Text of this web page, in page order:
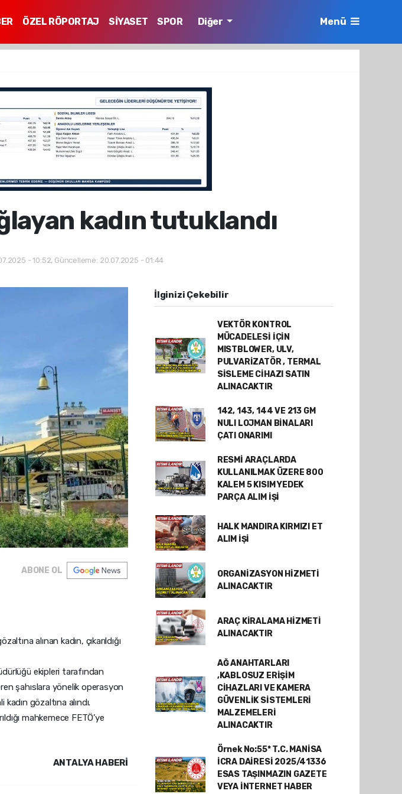
ÖZEL RÖPORTAJ SİYASET
SPOR
Diğer Menü
kadın tutuklandı
- 10:52, Güncelleme: 20.07.2025 - 01:44
ABONE OL
alınan kadın, çıkarıldığı
ekipleri tarafından
şahıslara yönelik operasyon
gözaltına alındı.
mahkemece FETÖ’ye
ANTALYA HABERİ
İlginizi Çekebilir
VEKTÖR KONTROL
MÜCADELESİ İÇİN
MISTBLOWER, ULV,
PULVARİZATÖR , TERMAL
SİSLEME CİHAZI SATIN
ALINACAKTIR
142, 143, 144 VE 213 GM
NULI LOJMAN BİNALARI
ÇATI ONARIMI
RESMİ ARAÇLARDA
KULLANILMAK ÜZERE 800
KALEM 5 KISIM YEDEK
PARÇA ALIM İŞİ
HALK MANDIRA KIRMIZI ET
ALIM İŞİ
ORGANİZASYON HİZMETİ
ALINACAKTIR
ARAÇ KİRALAMA HİZMETİ
ALINACAKTIR
AĞ ANAHTARLARI
,KABLOSUZ ERİŞİM
CİHAZLARI VE KAMERA
GÜVENLİK SİSTEMLERİ
MALZEMELERİ
ALINACAKTIR
Örnek No:55* T.C. MANİSA
İCRA DAİRESİ 2025/41336
ESAS TAŞINMAZIN GAZETE
VEYA İNTERNET HABER